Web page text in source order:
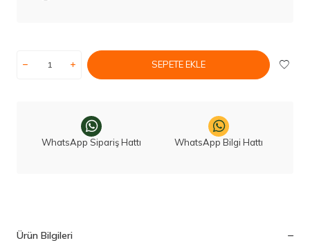
SEPETE EKLE
WhatsApp Sipariş Hattı WhatsApp Bilgi Hattı
Ürün Bilgileri